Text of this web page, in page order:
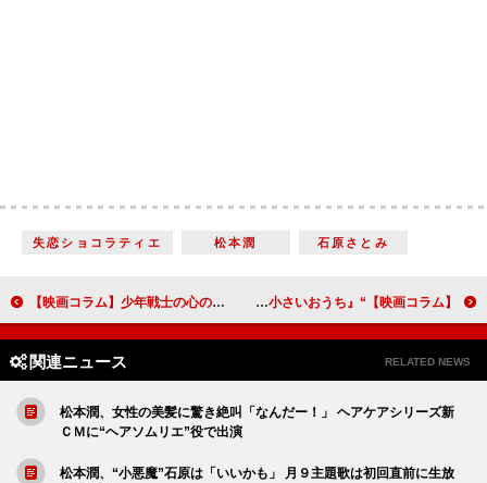
失恋ショコラティエ 松本潤 石原さとみ
【映画コラム】少年戦士の心の成長を描いたＳＦ大作『エンダーのゲーム』 【映画コラム】“昭和モダン”の雰囲気を再現した『小さいおうち』
関連ニュース RELATED NEWS
松本潤、女性の美髪に驚き絶叫「なんだー！」 ヘアケアシリーズ新
ＣＭに“ヘアソムリエ”役で出演
松本潤、“小悪魔”石原は「いいかも」 月９主題歌は初回直前に生放